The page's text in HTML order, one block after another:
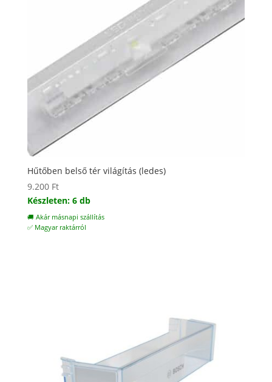
Hűtőben belső tér világítás (ledes)
9.200 Ft
Készleten: 6 db
🚚 Akár másnapi szállítás
✅ Magyar raktárról